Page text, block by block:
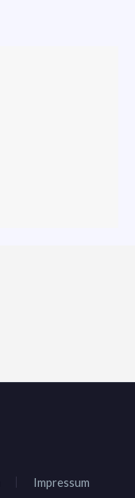
Impressum